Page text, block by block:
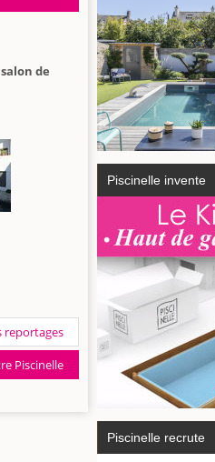
salon de
reportages
Piscinelle
Piscinelle invente
Piscinelle recrute